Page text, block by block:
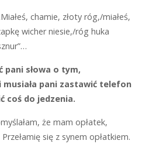
chamie, złoty róg,/miałeś,
wicher niesie,/róg huka
pani słowa o tym,
musiała pani zastawić telefon
coś do jedzenia.
że mam opłatek,
się z synem opłatkiem.